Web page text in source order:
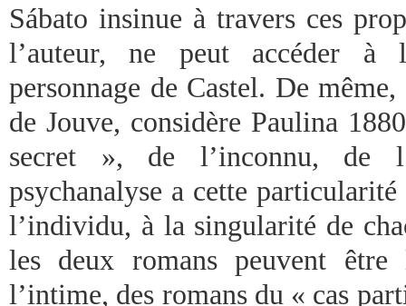
Sábato insinue à travers ces
l’auteur, ne peut accéder à
personnage de Castel. De
de Jouve, considère Paulina
secret », de l’inconnu, de
psychanalyse a cette particularité
l’individu, à la singularité de
les deux romans peuvent
l’intime, des romans du « cas